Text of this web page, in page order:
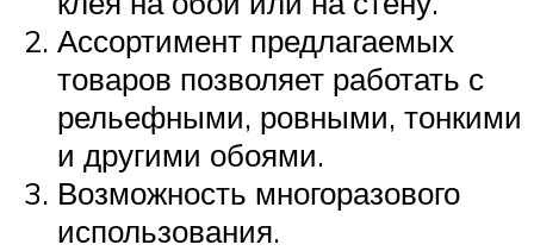
Ассортимент предлагаемых
товаров позволяет работать с
рельефными, ровными, тонкими
и другими обоями.
Возможность многоразового
использования.